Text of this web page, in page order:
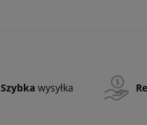
Szybkawysyłka